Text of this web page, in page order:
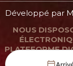
Développé par
NOUS
PLATEFORME